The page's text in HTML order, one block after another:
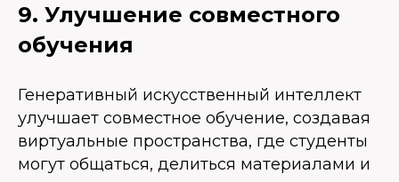
9. Улучшение совместного
обучения
Генеративный искусственный интеллект
улучшает совместное обучение, создавая
виртуальные пространства, где студенты
могут общаться, делиться материалами и